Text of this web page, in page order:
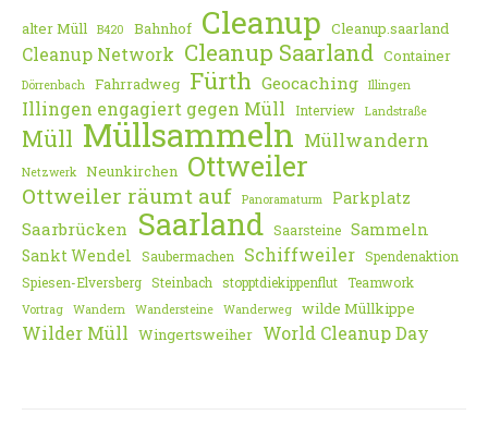
alter Müll B420 Bahnhof Cleanup Cleanup.saarland
Cleanup Network Cleanup Saarland Container
Dörrenbach Fahrradweg Fürth Geocaching Illingen
Illingen engagiert gegen Müll Interview Landstraße
Müll Müllsammeln Müllwandern
Netzwerk Neunkirchen Ottweiler
Ottweiler räumt auf Panoramaturm Parkplatz
Saarbrücken Saarland Saarsteine Sammeln
Sankt Wendel
Saubermachen Schiffweiler Spendenaktion
Spiesen-Elversberg Steinbach stopptdiekippenflut Teamwork
Vortrag Wandern Wandersteine Wanderweg wilde Müllkippe
Wilder Müll Wingertsweiher World Cleanup Day